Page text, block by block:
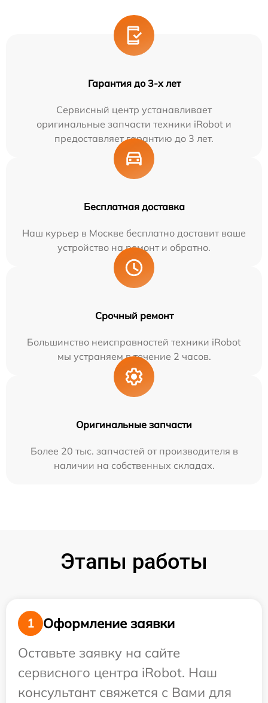
Гарантия до 3-х лет
Сервисный центр устанавливает
оригинальные запчасти техники iRobot и
предоставляет гарантию до 3 лет.
Бесплатная доставка
Наш курьер в Москве бесплатно доставит ваше
устройство на ремонт и обратно.
Срочный ремонт
Большинство неисправностей техники iRobot
мы устраняем в течение 2 часов.
Оригинальные запчасти
Более 20 тыс. запчастей от производителя в
наличии на собственных складах.
Этапы работы
1
Оформление заявки
Оставьте заявку на сайте
сервисного центра iRobot. Наш
консультант свяжется с Вами для